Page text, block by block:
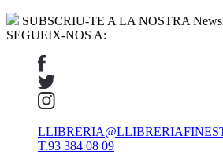
SUBSCRIU-TE A LA NOSTRA
SEGUEIX-NOS A:
T.93 384 08 09